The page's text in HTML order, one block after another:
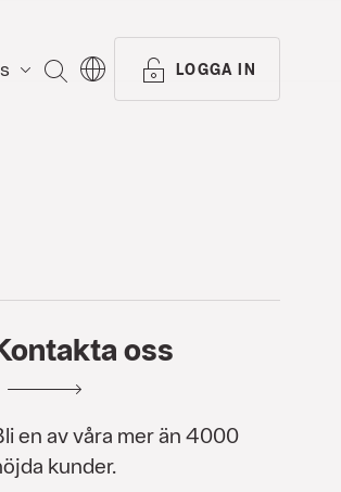
SÖK LOGGA IN
oss
en av våra mer än 4000
kunder.